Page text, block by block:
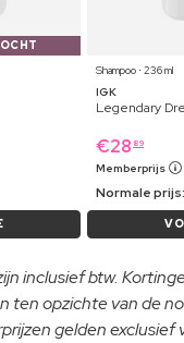
Shampoo ⋅ 236 ml
IGK
Legendary
€28 89
Memberprijs
Normale prijs:
inclusief btw.
ten opzichte van de
gelden exclusief